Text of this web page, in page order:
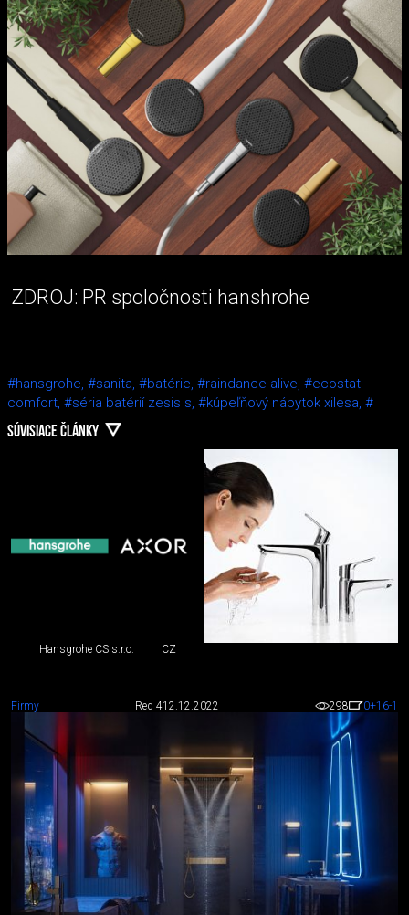
ZDROJ: PR spoločnosti hanshrohe
#hansgrohe, #sanita, #batérie, #raindance alive, #ecostat
comfort, #séria batérií zesis s, #kúpeľňový nábytok xilesa, #
SÚVISIACE ČLÁNKY
Hansgrohe CS s.r.o. CZ
Firmy Red 412.12.2022 298 0+16-1